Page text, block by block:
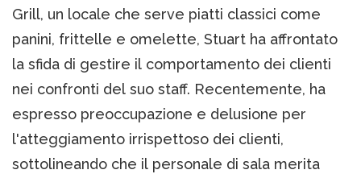
Grill, un locale che serve piatti classici come
panini, frittelle e omelette, Stuart ha affrontato
la sfida di gestire il comportamento dei clienti
nei confronti del suo staff. Recentemente, ha
espresso preoccupazione e delusione per
l'atteggiamento irrispettoso dei clienti,
sottolineando che il personale di sala merita